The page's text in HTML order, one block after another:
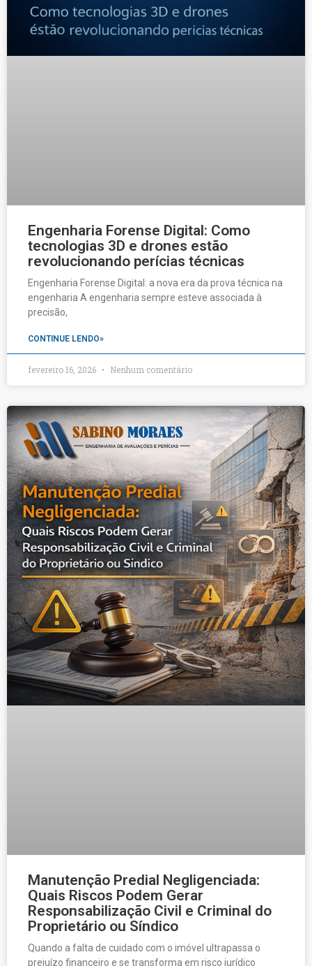
Engenharia Forense Digital: Como
tecnologias 3D e drones estão
revolucionando perícias técnicas
Engenharia Forense Digital: a nova era da prova técnica na
engenharia A engenharia sempre esteve associada à
precisão,
CONTINUE LENDO»
fevereiro 16, 2026 Nenhum comentário
Manutenção Predial Negligenciada:
Quais Riscos Podem Gerar
Responsabilização Civil e Criminal do
Proprietário ou Síndico
Quando a falta de cuidado com o imóvel ultrapassa o
prejuízo financeiro e se transforma em risco jurídico